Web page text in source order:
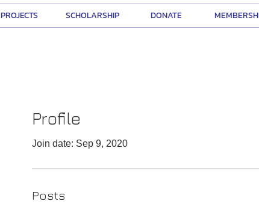
Profile
Join date: Sep 9, 2020
Posts
PROJECTS SCHOLARSHIP DONATE